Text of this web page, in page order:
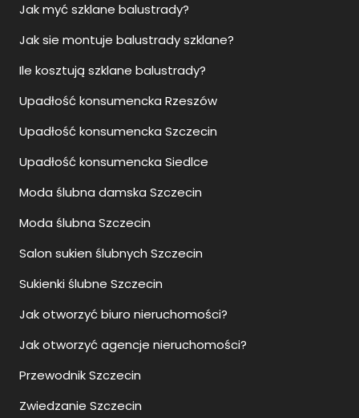
Jak myć szklane balustrady?
Jak sie montuje balustrady szklane?
Ile kosztują szklane balustrady?
Upadłość konsumencka Rzeszów
Upadłość konsumencka Szczecin
Upadłość konsumencka Siedlce
Moda ślubna damska Szczecin
Moda ślubna Szczecin
Salon sukien ślubnych Szczecin
Sukienki ślubne Szczecin
Jak otworzyć biuro nieruchomości?
Jak otworzyć agencje nieruchomości?
Przewodnik Szczecin
Zwiedzanie Szczecin